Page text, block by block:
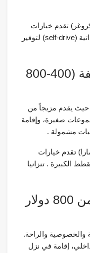
تقدم خيارات
اقتصادية ممتازة مع إمكانية القيادة الذاتية (self-drive) لتوفير
السفاري متوسط التكلفة (400-800
حيث يقدم مزيجاً من
صغيرة، وإقامة
مشمولة .
تقدم خيارات
الكبيرة . تنزانيا
السفاري الفاخر (أكثر من 800 دولار
والخصوصية والراحة.
إقامة في نزل